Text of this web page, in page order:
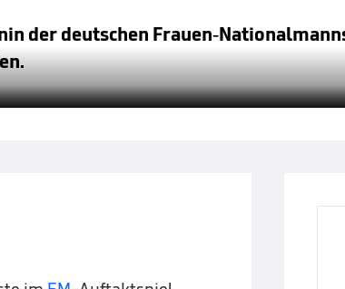
der deutschen Frauen-